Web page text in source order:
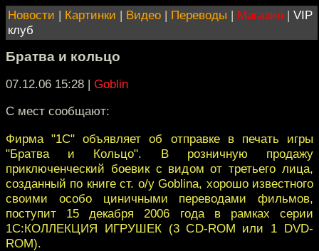
Новости | Картинки | Видео | Переводы | Магазин | VIP
клуб
Братва и кольцо
07.12.06 15:28 | Goblin
С мест сообщают:
Фирма "1С" объявляет об отправке в печать игры
"Братва и Кольцо". В розничную продажу
приключенческий боевик с видом от третьего лица,
созданный по книге cт. о/у Gоblinа, хорошо известного
своими особо циничными переводами фильмов,
поступит 15 декабря 2006 года в рамках серии
1С:КОЛЛЕКЦИЯ ИГРУШЕК (3 СD-ROM или 1 DVD-
ROM).